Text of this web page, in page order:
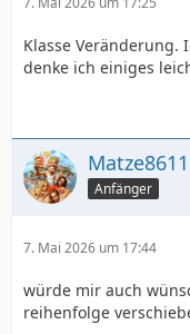
Klasse Veränderung.
denke ich einiges
Matze8611
Anfänger
7. Mai 2026 um 17:44
würde mir auch
reihenfolge